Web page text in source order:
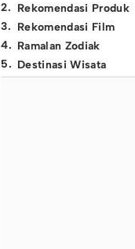
2. Rekomendasi Produk
3. Rekomendasi Film
4. Ramalan Zodiak
5. Destinasi Wisata